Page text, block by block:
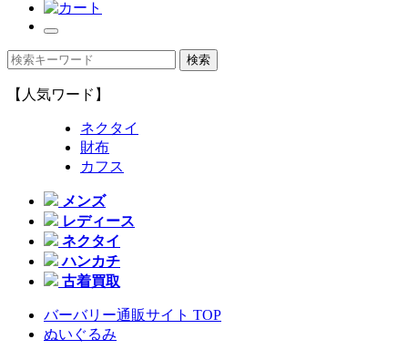
【人気ワード】
ネクタイ
財布
カフス
メンズ
レディース
ネクタイ
ハンカチ
古着買取
バーバリー通販サイト TOP
ぬいぐるみ